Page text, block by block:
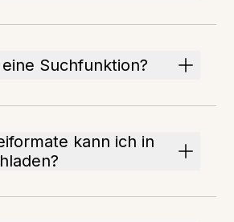
Suchfunktion?
kann ich in